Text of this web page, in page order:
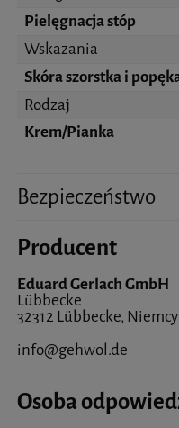
Pielęgnacja stóp
Wskazania
Skóra szorstka i
Rodzaj
Krem/Pianka
Bezpieczeństwo
Producent
Eduard Gerlach GmbH
Lübbecke
32312 Lübbecke, Niemcy
info@gehwol.de
Osoba